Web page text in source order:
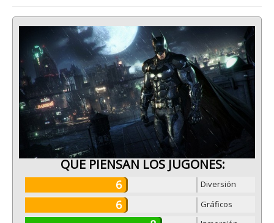
QUE PIENSAN LOS JUGONES:
6 Diversión
6 Gráficos